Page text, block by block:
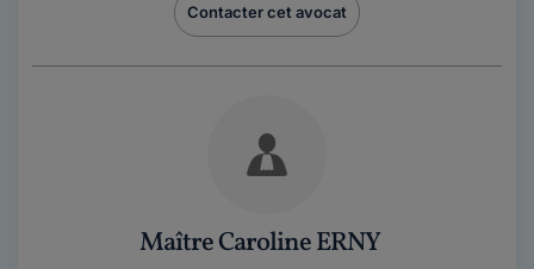
Contacter cet avocat
Maître Caroline ERNY